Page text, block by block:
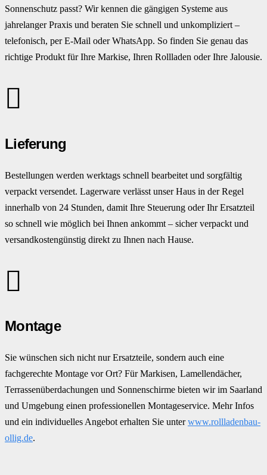
Sonnenschutz passt? Wir kennen die gängigen Systeme aus
jahrelanger Praxis und beraten Sie schnell und unkompliziert –
telefonisch, per E-Mail oder WhatsApp. So finden Sie genau das
richtige Produkt für Ihre Markise, Ihren Rollladen oder Ihre Jalousie.
Lieferung
Bestellungen werden werktags schnell bearbeitet und sorgfältig
verpackt versendet. Lagerware verlässt unser Haus in der Regel
innerhalb von 24 Stunden, damit Ihre Steuerung oder Ihr Ersatzteil
so schnell wie möglich bei Ihnen ankommt – sicher verpackt und
versandkostengünstig direkt zu Ihnen nach Hause.
Montage
Sie wünschen sich nicht nur Ersatzteile, sondern auch eine
fachgerechte Montage vor Ort? Für Markisen, Lamellendächer,
Terrassenüberdachungen und Sonnenschirme bieten wir im Saarland
und Umgebung einen professionellen Montageservice. Mehr Infos
und ein individuelles Angebot erhalten Sie unterwww.rollladenbau-
ollig.de.